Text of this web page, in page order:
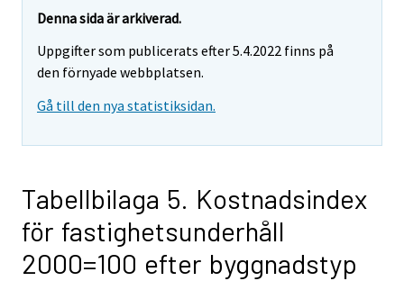
Denna sida är arkiverad.
Uppgifter som publicerats efter 5.4.2022 finns på
den förnyade webbplatsen.
Gå till den nya statistiksidan.
Tabellbilaga 5. Kostnadsindex
för fastighetsunderhåll
2000=100 efter byggnadstyp